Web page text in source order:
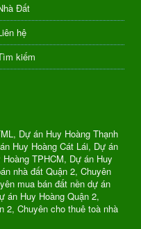
Đất
hệ
kiếm
Dự án Huy Hoàng Thạnh
Huy Hoàng Cát Lái, Dự án
TPHCM, Dự án Huy
nhà đất Quận 2, Chuyên
mua bán đất nền dự án
án Huy Hoàng Quận 2,
2, Chuyên cho thuê toà nhà